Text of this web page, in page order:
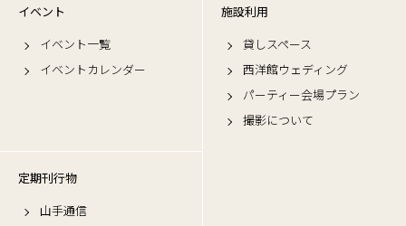
イベント
イベント一覧
イベントカレンダー
施設利用
貸しスペース
西洋館ウェディング
パーティー会場プラン
撮影について
定期刊行物
山手通信